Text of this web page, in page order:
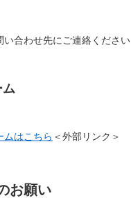
い合わせ先にご連絡ください
ムはこちら ＜外部リンク＞
お願い